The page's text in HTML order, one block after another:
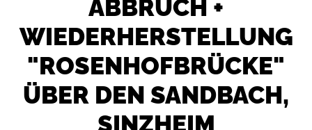
ABBRUCH +
WIEDERHER­STELLUNG
"ROSENHOF­BRÜCKE"
ÜBER DEN SANDBACH,
SINZHEIM